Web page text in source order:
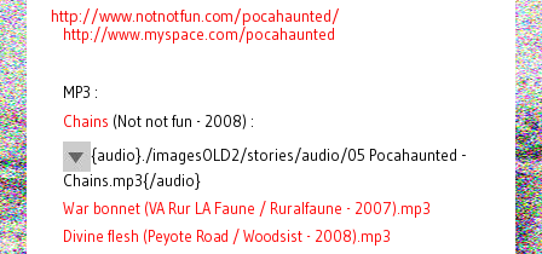
http://www.notnotfun.com/pocahaunted/
http://www.myspace.com/pocahaunted
MP3 :
Chains (Not not fun - 2008) :
{audio}./imagesOLD2/stories/audio/05 Pocahaunted -
Chains.mp3{/audio}
War bonnet (VA Rur LA Faune / Ruralfaune - 2007).mp3
Divine flesh (Peyote Road / Woodsist - 2008).mp3